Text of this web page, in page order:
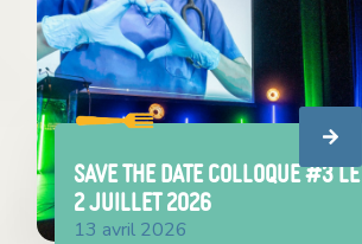
SAVE THE DATE COLLOQUE #3 le
2 juillet 2026
13 avril 2026